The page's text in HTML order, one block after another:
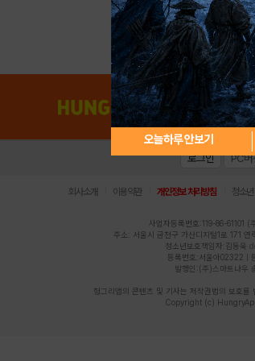
아이디 / 비밀번호
오늘하루 안보기
로그인 PC버
회사소개 이용약관 개인정보 처리방침 청소
사업자등록번호:119-86-61101
주소: 서울시 금천구 가산디지털1로 171
청소년보호책임자:김동욱
등록번호:서울아02322 |
발행인:(주)스마트나우
헝그리앱의 콘텐츠 및 기사는 저작권법의 보호
Copyright (c)